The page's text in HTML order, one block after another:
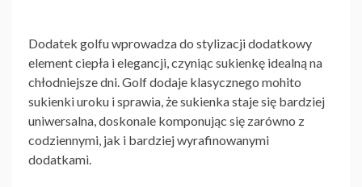
Dodatek golfu wprowadza do stylizacji dodatkowy
element ciepła i elegancji, czyniąc sukienkę idealną na
chłodniejsze dni. Golf dodaje klasycznego mohito
sukienki uroku i sprawia, że sukienka staje się bardziej
uniwersalna, doskonale komponując się zarówno z
codziennymi, jak i bardziej wyrafinowanymi
dodatkami.